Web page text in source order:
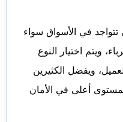
تتواجد في الأسواق سواء
ويتم اختيار النوع
ويفضل الكثيرين
أعلى في الأمان